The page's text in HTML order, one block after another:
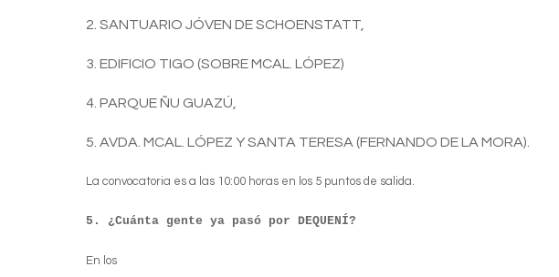
2. SANTUARIO JÓVEN DE SCHOENSTATT,
3. EDIFICIO TIGO (SOBRE MCAL. LÓPEZ)
4. PARQUE ÑU GUAZÚ,
5. AVDA. MCAL. LÓPEZ Y SANTA TERESA (FERNANDO DE LA MORA).
La convocatoria es a las 10:00 horas en los 5 puntos de salida.
5. ¿Cuánta gente ya pasó por DEQUENÍ?
En los